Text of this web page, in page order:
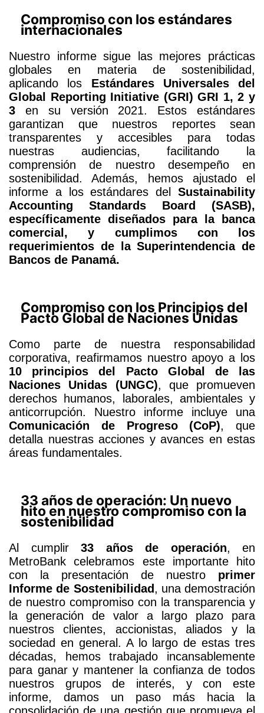
Compromiso con los estándares
internacionales
Nuestro informe sigue las mejores prácticas
globales en materia de sostenibilidad,
aplicando los Estándares Universales del
Global Reporting Initiative (GRI) GRI 1, 2 y
3 en su versión 2021. Estos estándares
garantizan que nuestros reportes sean
transparentes y accesibles para todas
nuestras audiencias, facilitando la
comprensión de nuestro desempeño en
sostenibilidad. Además, hemos ajustado el
informe a los estándares del Sustainability
Accounting Standards Board (SASB),
específicamente diseñados para la banca
comercial, y cumplimos con los
requerimientos de la Superintendencia de
Bancos de Panamá.
Compromiso con los Principios del
Pacto Global de Naciones Unidas
Como parte de nuestra responsabilidad
corporativa, reafirmamos nuestro apoyo a los
10 principios del Pacto Global de las
Naciones Unidas (UNGC), que promueven
derechos humanos, laborales, ambientales y
anticorrupción. Nuestro informe incluye una
Comunicación de Progreso (CoP), que
detalla nuestras acciones y avances en estas
áreas fundamentales.
33 años de operación: Un nuevo
hito en nuestro compromiso con la
sostenibilidad
Al cumplir 33 años de operación, en
MetroBank celebramos este importante hito
con la presentación de nuestro primer
Informe de Sostenibilidad, una demostración
de nuestro compromiso con la transparencia y
la generación de valor a largo plazo para
nuestros clientes, accionistas, aliados y la
sociedad en general. A lo largo de estas tres
décadas, hemos trabajado incansablemente
para ganar y mantener la confianza de todos
nuestros grupos de interés, y con este
informe, damos un paso más hacia la